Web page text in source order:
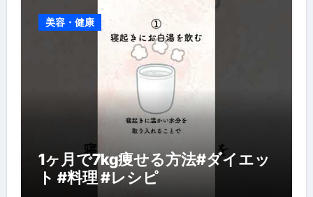
美容・健康
1ヶ月で7kg痩せる方法#ダイエッ
ト #料理 #レシピ